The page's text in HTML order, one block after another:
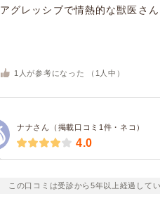
アグレッシブで情熱的な獣医さ
1 人が参考になった （ 1 人中）
ナナさん（掲載口コミ1件・ネコ）
4.0
この口コミは受診から5年以上経過してい